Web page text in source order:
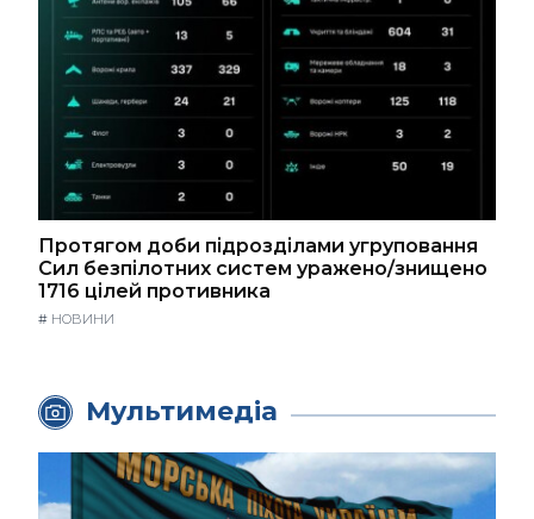
Протягом доби підрозділами угруповання
Сил безпілотних систем уражено/знищено
1716 цілей противника
# НОВИНИ
Мультимедіа